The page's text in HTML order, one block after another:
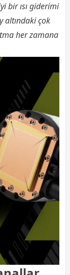
bir ısı giderimi
altındaki çok
her zamana